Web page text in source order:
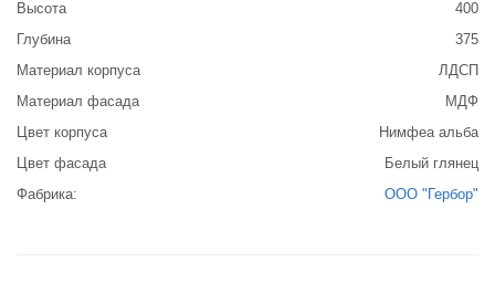
Высота
400
Глубина
375
Материал корпуса
ЛДСП
Материал фасада
МДФ
Цвет корпуса
Нимфеа альба
Цвет фасада
Белый глянец
Фабрика:
ООО "Гербор"